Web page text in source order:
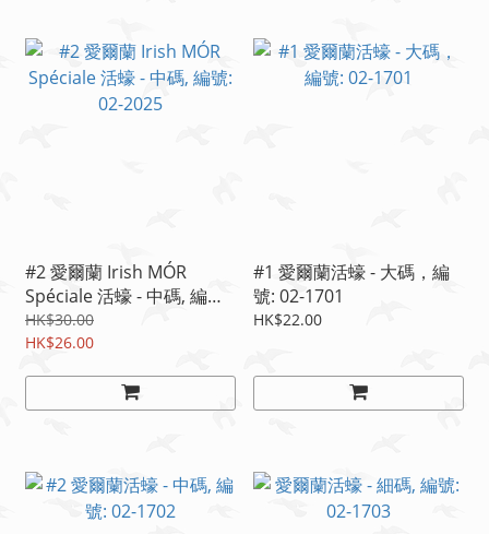
#2 愛爾蘭 Irish MÓR
Spéciale 活蠔 - 中碼, 編號:
02-2025
HK$30.00
HK$26.00
#1 愛爾蘭活蠔 - 大碼，編
號: 02-1701
HK$22.00